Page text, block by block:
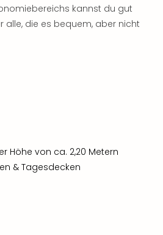
kannst du gut
alle, die es bequem, aber nicht
Höhe von ca. 2,20 Metern
& Tagesdecken